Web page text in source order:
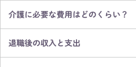
介護に必要な費用はどのくらい？
退職後の収入と支出